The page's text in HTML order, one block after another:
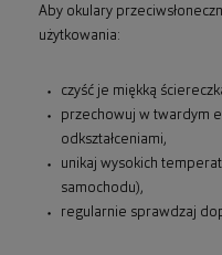
Aby okulary
użytkowania:
czyść je miękką
przechowuj w twardym
odkształceniami,
unikaj wysokich
samochodu),
regularnie sprawdzaj